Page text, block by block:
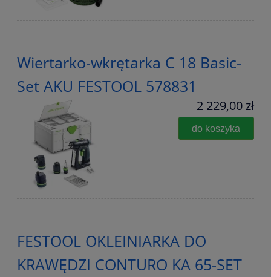
Wiertarko-wkrętarka C 18 Basic-
Set AKU FESTOOL 578831
2 229,00 zł
do koszyka
FESTOOL OKLEINIARKA DO
KRAWĘDZI CONTURO KA 65-SET